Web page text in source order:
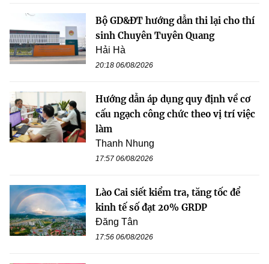
Bộ GD&ĐT hướng dẫn thi lại cho thí
sinh Chuyên Tuyên Quang
Hải Hà
20:18 06/08/2026
Hướng dẫn áp dụng quy định về cơ
cấu ngạch công chức theo vị trí việc
làm
Thanh Nhung
17:57 06/08/2026
Lào Cai siết kiểm tra, tăng tốc để
kinh tế số đạt 20% GRDP
Đăng Tân
17:56 06/08/2026